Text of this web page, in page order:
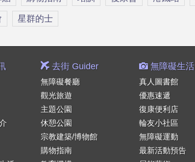
星群的士
去街 Guider
無障礙餐廳
觀光旅遊
主題公園
休憩公園
宗教建築/博物館
購物指南
無障礙生活
真人圖書館
優惠速遞
復康便利店
輪友小社區
無障礙運動
最新活動預告